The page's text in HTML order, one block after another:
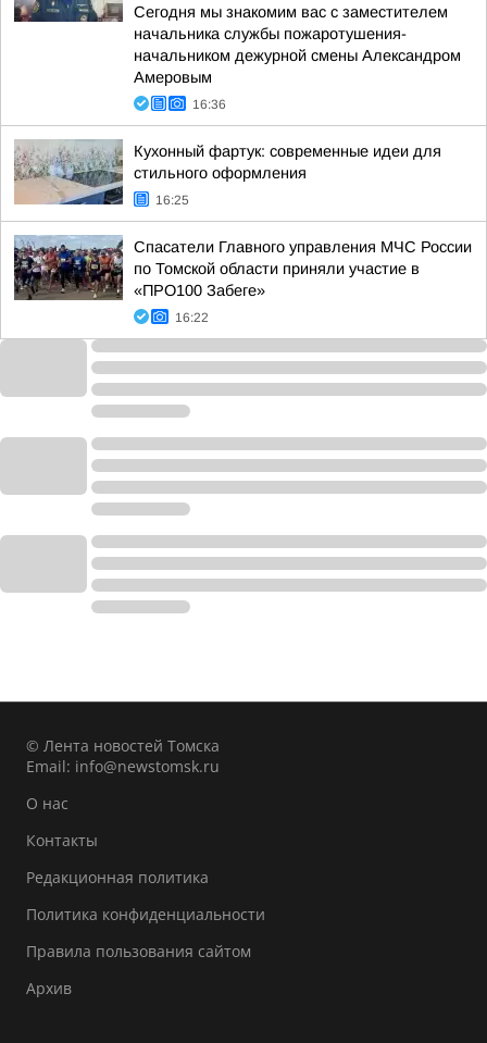
Сегодня мы знакомим вас с заместителем
начальника службы пожаротушения-
начальником дежурной смены Александром
Амеровым
16:36
Кухонный фартук: современные идеи для
стильного оформления
16:25
Спасатели Главного управления МЧС России
по Томской области приняли участие в
«ПРО100 Забеге»
16:22
© Лента новостей Томска
Email: info@newstomsk.ru
О нас
Контакты
Редакционная политика
Политика конфиденциальности
Правила пользования сайтом
Архив